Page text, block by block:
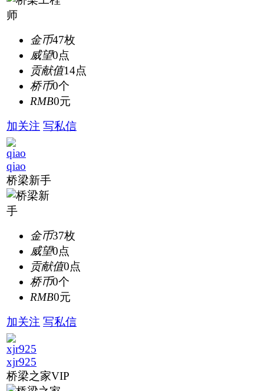
金币47枚
威望0点
贡献值14点
桥币0个
RMB0元
加关注 写私信
qiao
桥梁新手
金币37枚
威望0点
贡献值0点
桥币0个
RMB0元
加关注 写私信
xjr925
桥梁之家VIP